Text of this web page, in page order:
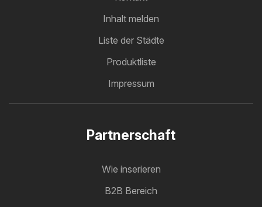
Inhalt melden
Liste der Städte
Produktliste
Impressum
Partnerschaft
Wie inserieren
B2B Bereich